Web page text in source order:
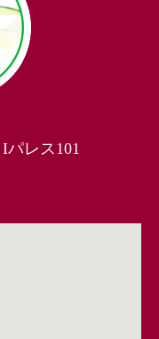
レス101